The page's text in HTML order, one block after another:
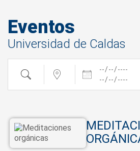
Eventos
Universidad de Caldas
Buscar cerca... Fechas